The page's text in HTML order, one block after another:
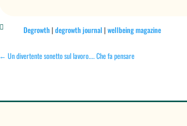
 Degrowth |degrowth journal |wellbeing magazine
←Un divertente sonetto sul lavoro.... Che fa pensare